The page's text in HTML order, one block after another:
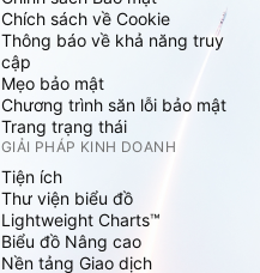
Chích sách về Cookie
Thông báo về khả năng truy
cập
Mẹo bảo mật
Chương trình săn lỗi bảo mật
Trang trạng thái
GIẢI PHÁP KINH DOANH
Tiện ích
Thư viện biểu đồ
Lightweight Charts™
Biểu đồ Nâng cao
Nền tảng Giao dịch